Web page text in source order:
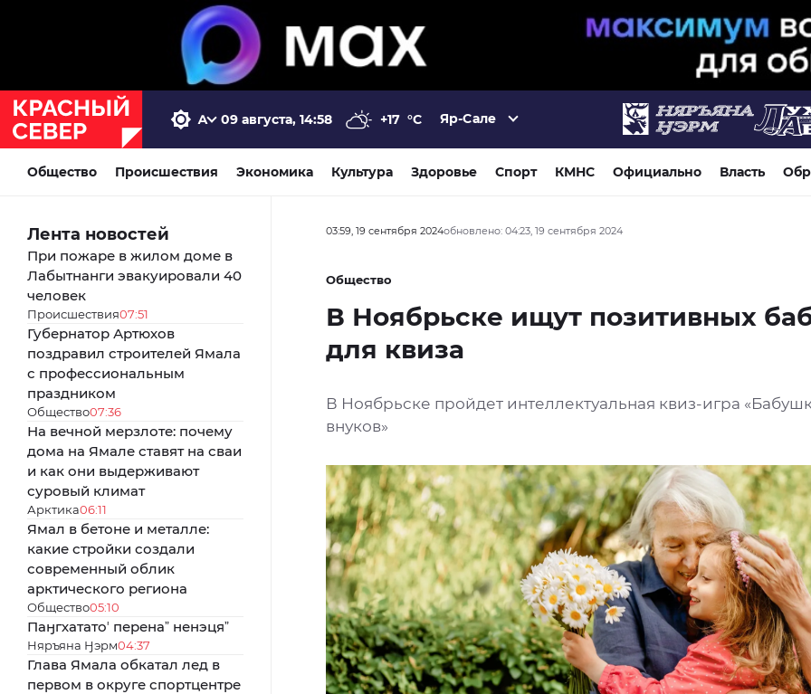
09 августа, 14:58 +17 °C Яр-Сале
Общество Происшествия Экономика Культура Здоровье Спорт КМНС Официально Власть
Лента новостей
При пожаре в жилом доме в
Лабытнанги эвакуировали 40
человек
Происшествия07:51
Губернатор Артюхов
поздравил строителей Ямала
с профессиональным
праздником
Общество07:36
На вечной мерзлоте: почему
дома на Ямале ставят на сваи
и как они выдерживают
суровый климат
Арктика06:11
Ямал в бетоне и металле:
какие стройки создали
современный облик
арктического региона
Общество05:10
Паӈгхататоʼ перенаˮ ненэцяˮ
Няръяна Ӈэрм04:37
Глава Ямала обкатал лед в
первом в округе спортцентре
03:59, 19 сентября 2024обновлено: 04:23, 19 сентября 2024
Общество
В Ноябрьске ищут позитивных
для квиза
В Ноябрьске пройдет интеллектуальная квиз-игра
внуков»